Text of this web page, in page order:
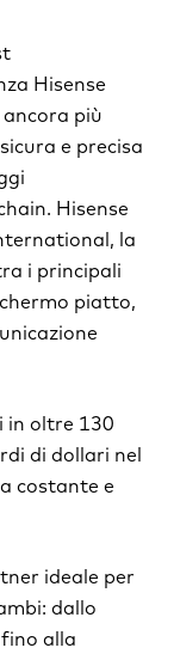
Hisense
più
e precisa
Hisense
la
i principali
piatto,
in oltre 130
di dollari nel
costante e
ideale per
dallo
alla